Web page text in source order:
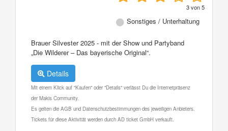
3von5
Sonstiges / Unterhaltung
Brauer Silvester 2025 - mit der Show und Partyband
„Die Wilderer – Das bayerische Original“.
Details
Mit einem Klick auf "Kaufen" oder "Details" verlässt Du die Internetpräsenz
der Makis Community.
Es gelten die AGB und Datenschutzbestimmungen des jeweiligen Anbieters.
Tickets für diese Aktivität werden durch AD ticket GmbH verkauft.